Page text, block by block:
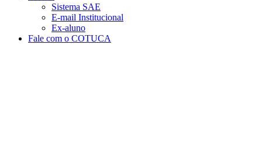
Sistema SAE
E-mail Institucional
Ex-aluno
Fale com o COTUCA